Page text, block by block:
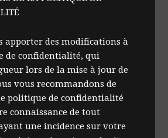
apporter des modifications à
de confidentialité, qui
lors de la mise à jour de
vous recommandons de
politique de confidentialité
connaissance de tout
une incidence sur votre